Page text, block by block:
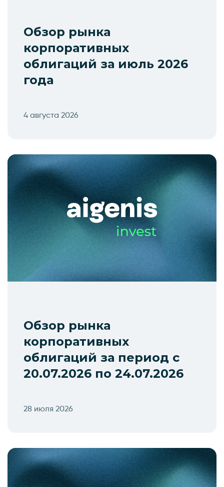
Обзор рынка
корпоративных
облигаций за июль 2026
года
4 августа 2026
Обзор рынка
корпоративных
облигаций за период с
20.07.2026 по 24.07.2026
28 июля 2026